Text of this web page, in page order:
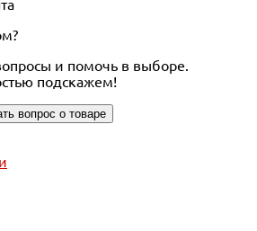
и помочь в выборе.
подскажем!
вопрос о товаре